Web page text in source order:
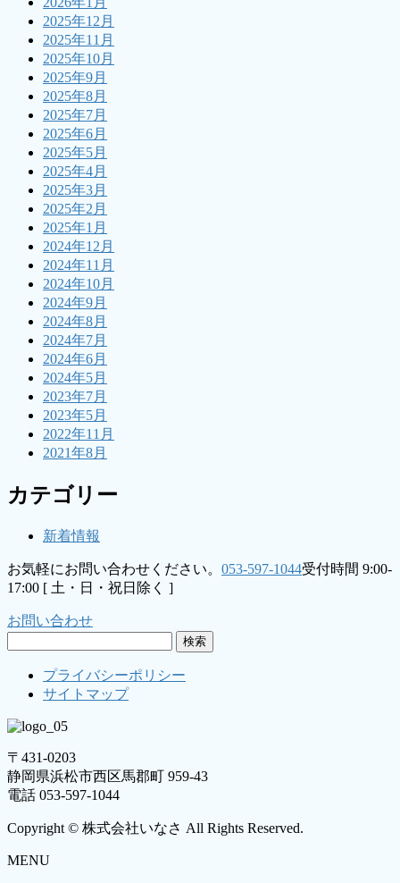
2025年12月
2025年11月
2025年10月
2025年9月
2025年8月
2025年7月
2025年6月
2025年5月
2025年4月
2025年3月
2025年2月
2025年1月
2024年12月
2024年11月
2024年10月
2024年9月
2024年8月
2024年7月
2024年6月
2024年5月
2023年7月
2023年5月
2022年11月
2021年8月
カテゴリー
新着情報
お気軽にお問い合わせください。 053-597-1044受付時間 9:00-
17:00 [ 土・日・祝日除く ]
お問い合わせ
プライバシーポリシー
サイトマップ
〒431-0203
静岡県浜松市西区馬郡町 959-43
電話 053-597-1044
Copyright © 株式会社いなさ All Rights Reserved.
MENU